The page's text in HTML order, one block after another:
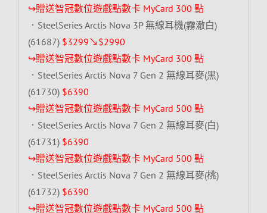
↪贈送智冠數位遊戲點數卡 MyCard 300 點
．SteelSeries Arctis Nova 3P 無線耳機(霧澈白)
(61687) $3299↘$2990
↪贈送智冠數位遊戲點數卡 MyCard 300 點
．SteelSeries Arctis Nova 7 Gen 2 無線耳麥(黑)
(61730) $6390
↪贈送智冠數位遊戲點數卡 MyCard 500 點
．SteelSeries Arctis Nova 7 Gen 2 無線耳麥(白)
(61731) $6390
↪贈送智冠數位遊戲點數卡 MyCard 500 點
．SteelSeries Arctis Nova 7 Gen 2 無線耳麥(桃)
(61732) $6390
↪贈送智冠數位遊戲點數卡 MyCard 500 點